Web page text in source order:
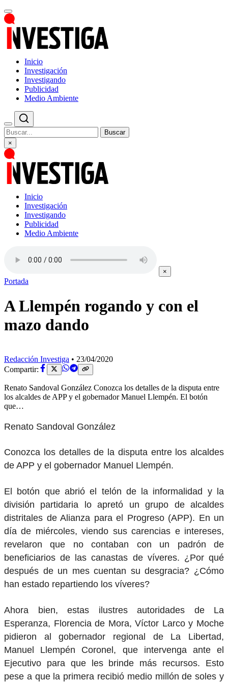
Inicio
Investigación
Investigando
Publicidad
Medio Ambiente
Buscar
×
Inicio
Investigación
Investigando
Publicidad
Medio Ambiente
×
Portada
A Llempén rogando y con el
mazo dando
Redacción Investiga • 23/04/2020
Compartir:
Renato Sandoval González Conozca los detalles de la disputa entre
los alcaldes de APP y el gobernador Manuel Llempén. El botón
que…
Renato Sandoval González
Conozca los detalles de la disputa entre los alcaldes
de APP y el gobernador Manuel Llempén.
El botón que abrió el telón de la informalidad y la
división partidaria lo apretó un grupo de alcaldes
distritales de Alianza para el Progreso (APP). En un
día de miércoles, viendo sus carencias e intereses,
revelaron que no contaban con un padrón de
beneficiarios de las canastas de víveres. ¿Por qué
después de un mes cuentan su desgracia? ¿Cómo
han estado repartiendo los víveres?
Ahora bien, estas ilustres autoridades de La
Esperanza, Florencia de Mora, Víctor Larco y Moche
pidieron al gobernador regional de La Libertad,
Manuel Llempén Coronel, que intervenga ante el
Ejecutivo para que les brinde más recursos. Esto
pese a que la primera recibió medio millón de soles y